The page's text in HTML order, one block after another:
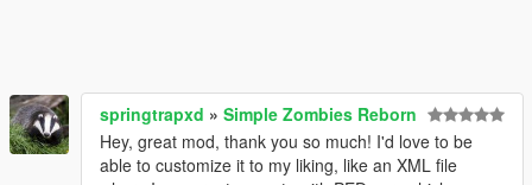
springtrapxd » Simple Zombies Reborn
Hey, great mod, thank you so much! I'd love to be
able to customize it to my liking, like an XML file